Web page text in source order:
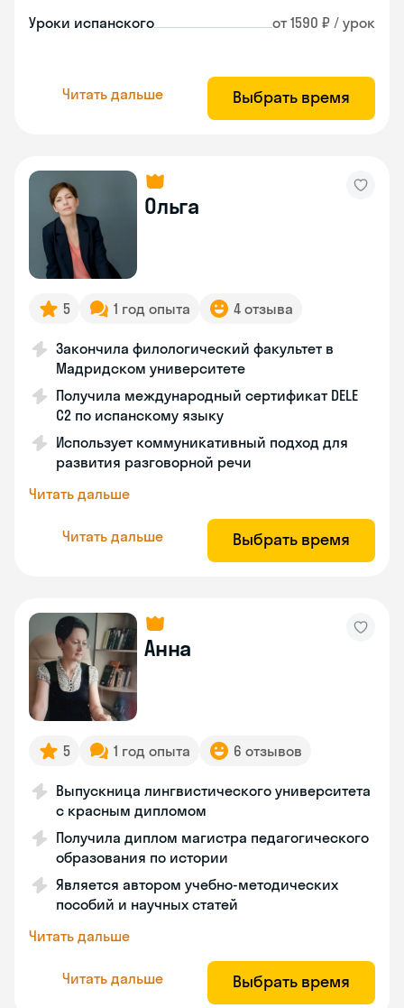
Уроки испанского от 1590 ₽ / урок
Читать дальше Выбрать время
Ольга
5 1 год опыта 4 отзыва
Закончила филологический факультет в
Мадридском университете
Получила международный сертификат DELE
C2 по испанскому языку
Использует коммуникативный подход для
развития разговорной речи
Читать дальше
Читать дальше Выбрать время
Анна
5 1 год опыта 6 отзывов
Выпускница лингвистического университета
с красным дипломом
Получила диплом магистра педагогического
образования по истории
Является автором учебно-методических
пособий и научных статей
Читать дальше
Читать дальше Выбрать время